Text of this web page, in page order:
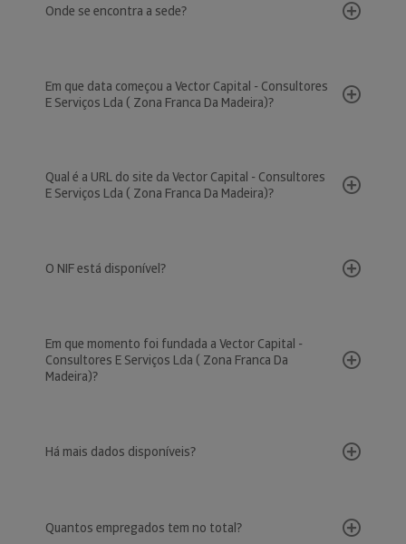
Onde se encontra a sede?
Em que data começou a Vector Capital - Consultores
E Serviços Lda ( Zona Franca Da Madeira)?
Qual é a URL do site da Vector Capital - Consultores
E Serviços Lda ( Zona Franca Da Madeira)?
O NIF está disponível?
Em que momento foi fundada a Vector Capital -
Consultores E Serviços Lda ( Zona Franca Da
Madeira)?
Há mais dados disponíveis?
Quantos empregados tem no total?